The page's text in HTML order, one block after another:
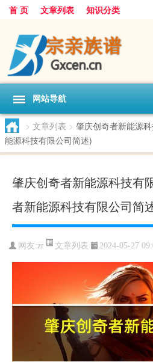
首 页 文章列表 知识分类
网站导航
> 文章列表 > 肇庆创奇者新能源
能源科技有限公司简述)
肇庆创奇者新能源科技有
者新能源科技有限公司简
网友:zr 文章列表 2024-05-27